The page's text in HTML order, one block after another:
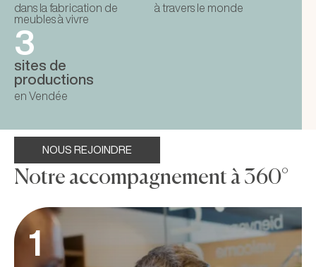
dans la fabrication de
meubles à vivre
à travers le monde
3
sites de
productions
en Vendée
Notre accompagnement à 360°
NOUS REJOINDRE
1